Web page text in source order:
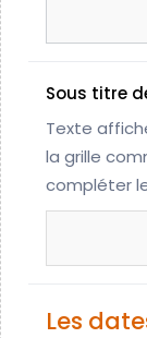
Sous titre
Texte
la grille
compléter
Les